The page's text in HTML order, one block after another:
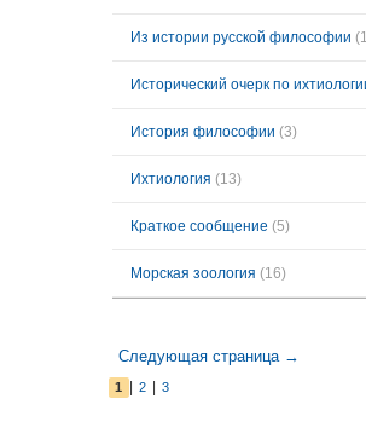
Из истории русской философии
Исторический очерк по
История философии (3)
Ихтиология (13)
Краткое сообщение (5)
Морская зоология (16)
Следующая страница →
1 2 3